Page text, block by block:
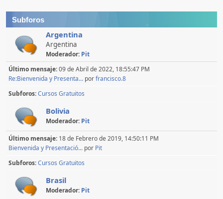
Subforos
Argentina
Argentina
Moderador: Pit
Último mensaje:09 de Abril de 2022, 18:55:47 PM
Re:Bienvenida y Presenta... porfrancisco.8
Subforos Cursos Gratuitos
Bolivia
Moderador: Pit
Último mensaje: 18 de Febrero de 2019, 14:50:11 PM
Bienvenida y Presentació... por Pit
Subforos Cursos Gratuitos
Brasil
Moderador: Pit